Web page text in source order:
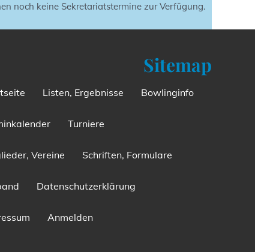
noch keine Sekretariatstermine zur Verfügung.
Sitemap
Listen, Ergebnisse Bowlinginfo
Turniere
Vereine Schriften, Formulare
Datenschutzerklärung
Anmelden